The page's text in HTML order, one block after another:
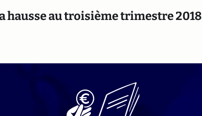
hausse au troisième trimestre 2018